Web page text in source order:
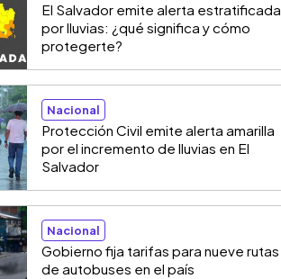
El Salvador emite alerta estratificada
por lluvias: ¿qué significa y cómo
protegerte?
Nacional
Protección Civil emite alerta amarilla
por el incremento de lluvias en El
Salvador
Nacional
Gobierno fija tarifas para nueve rutas
de autobuses en el país